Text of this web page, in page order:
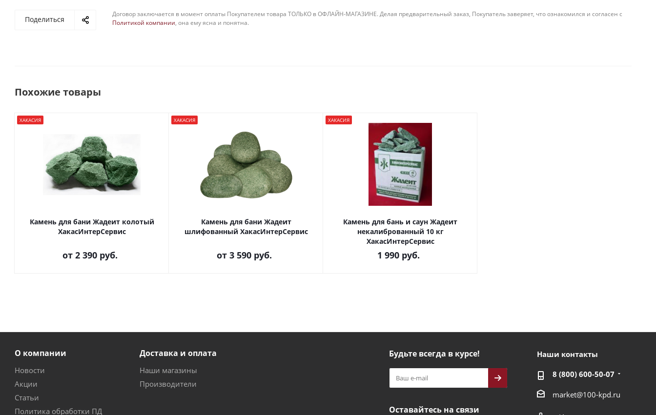
Поделиться
Договор заключается в момент оплаты Покупателем товара ТОЛЬКО в ОФЛАЙН-МАГАЗИНЕ. Делая предварительный заказ, Покупатель заверяет, что ознакомился и согласен с
Политикой компании, она ему ясна и понятна.
Похожие товары
ХАКАСИЯ
Камень для бани Жадеит колотый
ХакасИнтерСервис
от 2 390 руб.
ХАКАСИЯ
Камень для бани Жадеит
шлифованный ХакасИнтерСервис
от 3 590 руб.
ХАКАСИЯ
Камень для бань и саун Жадеит
некалиброванный 10 кг
ХакасИнтерСервис
1 990 руб.
О компании
Новости
Акции
Статьи
Политика обработки ПД
Доставка и оплата
Наши магазины
Производители
Будьте всегда в курсе!
Оставайтесь на связи
Наши контакты
8 (800) 600-50-07
market@100-kpd.ru